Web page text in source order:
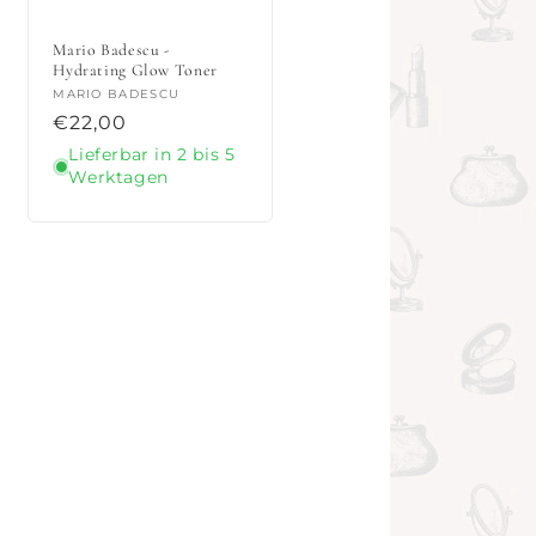
Mario Badescu -
Hydrating Glow Toner
Anbieter:
MARIO BADESCU
Normaler
Preis
€22,00
Lieferbar in 2 bis 5
Werktagen